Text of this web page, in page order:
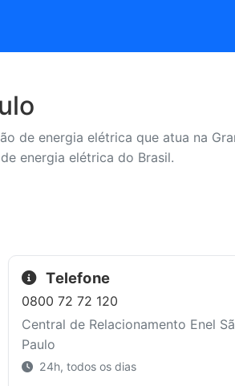
de energia elétrica que atua na
energia elétrica do Brasil.
Telefone
0800 72 72 120
Central de Relacionamento Enel
Paulo
24h, todos os dias